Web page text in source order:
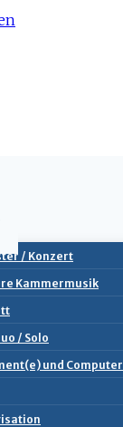
/ Konzert
Kammermusik
/ Solo
und Computer